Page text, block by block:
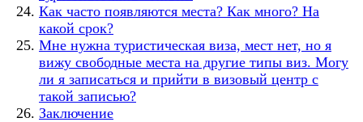
Как часто появляются места? Как много? На
какой срок?
Мне нужна туристическая виза, мест нет, но я
вижу свободные места на другие типы виз. Могу
ли я записаться и прийти в визовый центр с
такой записью?
Заключение